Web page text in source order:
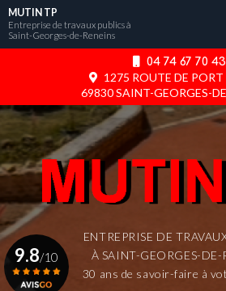
Aller
au
contenu
04 74 67 70 43
1275 ROUTE DE PORT
69830 SAINT-GEORGES-
MUTIN TP
Entreprise de travaux publics à
Saint-Georges-de-Reneins
ENTREPRISE DE
À SAINT-GEORGES-DE-
30 ans de savoir-faire à
9.8/10